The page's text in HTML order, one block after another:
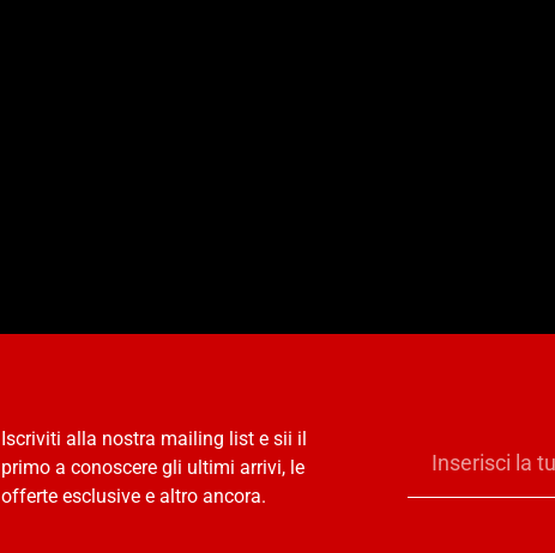
Iscriviti alla nostra mailing list e sii il
primo a conoscere gli ultimi arrivi, le
offerte esclusive e altro ancora.